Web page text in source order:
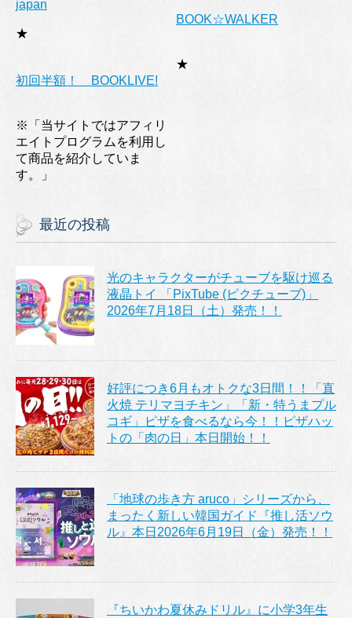
japan
★
BOOK☆WALKER
★
初回半額！ BOOKLIVE!
※「当サイトではアフィリ
エイトプログラムを利用し
て商品を紹介していま
す。」
最近の投稿
光のキャラクターがチューブを駆け巡る
液晶トイ 「PixTube (ピクチューブ)」
2026年7月18日（土）発売！！
好評につき6月もオトクな3日間！！「直
火焼 テリマヨチキン」「新・特うまプル
コギ」ピザを食べるなら今！！ピザハッ
トの「肉の日」本日開始！！
「地球の歩き方 aruco」シリーズから、
まったく新しい韓国ガイド『推し活ソウ
ル』本日2026年6月19日（金）発売！！
『ちいかわ夏休みドリル』に小学3年生